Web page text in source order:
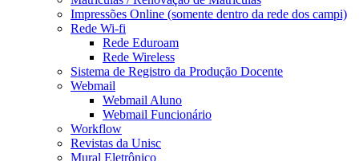
Impressões Online (somente dentro da rede dos campi)
Rede Wi-fi
Rede Eduroam
Rede Wireless
Sistema de Registro da Produção Docente
Webmail
Webmail Aluno
Webmail Funcionário
Workflow
Revistas da Unisc
Mural Eletrônico